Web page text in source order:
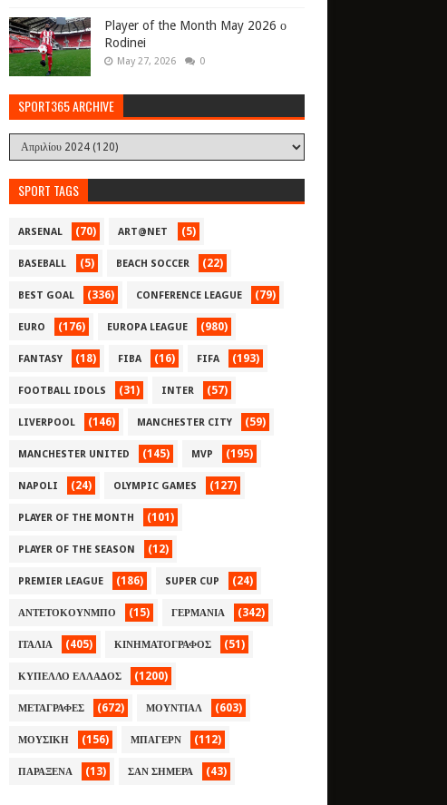
Player of the Month May 2026 ο
Rodinei
May 27, 2026 0
SPORT365 ARCHIVE
SPORT TAGS
ARSENAL (70) ART@NET (5)
BASEBALL (5) BEACH SOCCER (22)
BEST GOAL (336) CONFERENCE LEAGUE (79)
EURO (176) EUROPA LEAGUE (980)
FANTASY (18) FIBA (16) FIFA (193)
FOOTBALL IDOLS (31) INTER (57)
LIVERPOOL (146) MANCHESTER CITY (59)
MANCHESTER UNITED (145) MVP (195)
NAPOLI (24) OLYMPIC GAMES (127)
PLAYER OF THE MONTH (101)
PLAYER OF THE SEASON (12)
PREMIER LEAGUE (186) SUPER CUP (24)
ΑΝΤΕΤΟΚΟΥΝΜΠΟ (15) ΓΕΡΜΑΝΙΑ (342)
ΙΤΑΛΙΑ (405) ΚΙΝΗΜΑΤΟΓΡΑΦΟΣ (51)
ΚΥΠΕΛΛΟ ΕΛΛΑΔΟΣ (1200)
ΜΕΤΑΓΡΑΦΕΣ (672) ΜΟΥΝΤΙΑΛ (603)
ΜΟΥΣΙΚΗ (156) ΜΠΑΓΕΡΝ (112)
ΠΑΡΑΞΕΝΑ (13) ΣΑΝ ΣΗΜΕΡΑ (43)